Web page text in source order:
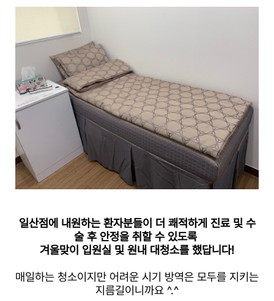
일산점에 내원하는 환자분들이 더 쾌적하게 진료 및 수
술 후 안정을 취할 수 있도록
겨울맞이 입원실 및 원내 대청소를 했답니다!
매일하는 청소이지만 어려운 시기 방역은 모두를 지키는
지름길이니까요 ^.^